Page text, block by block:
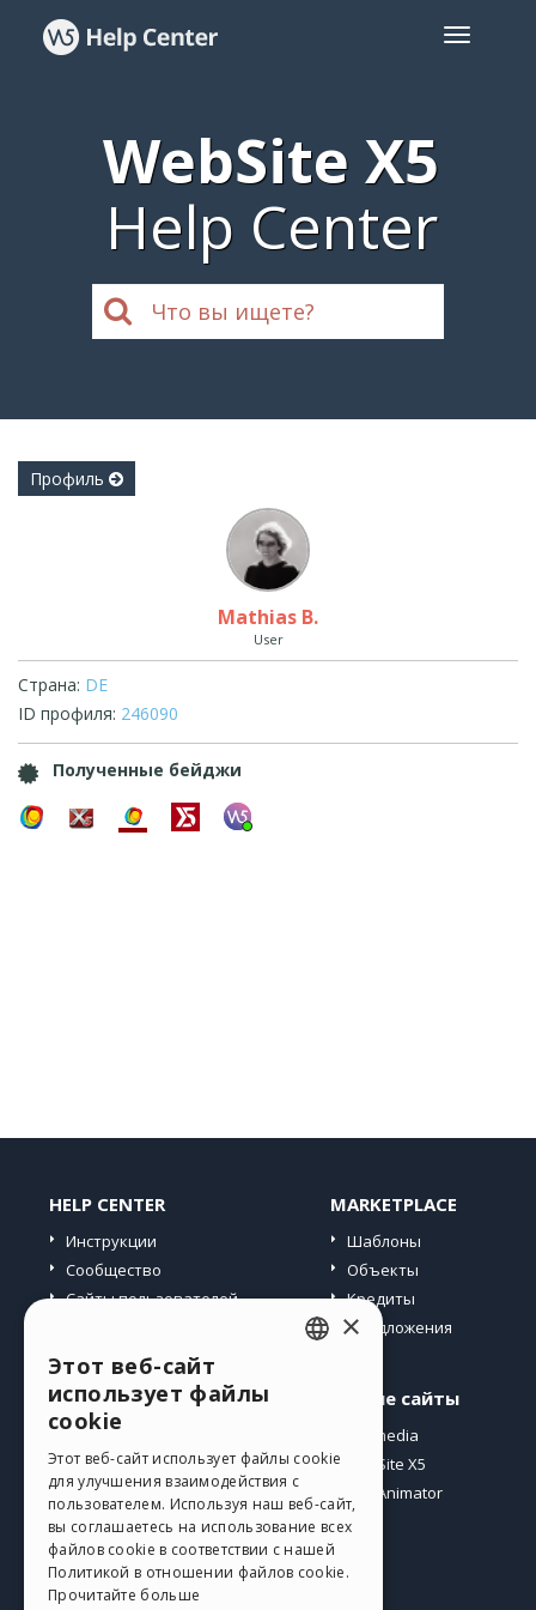
WebSite X5
Help Center
Профиль
Mathias B.
User
Страна: DE
ID профиля: 246090
Полученные бейджи
HELP CENTER
Инструкции
Сообщество
Сайты пользователей
MARKETPLACE
Шаблоны
Объекты
Кредиты
Предложения
Профиль
Мои посты
Мои лицензии
Загрузить
Веб-хостинг
Мои кредиты
Другие сайты
Incomedia
WebSite X5
WebAnimator
GERMAN
SPANISH
PORTUGUESE
POLISH
×
Этот веб-сайт
использует файлы
cookie
Этот веб-сайт использует файлы cookie
для улучшения взаимодействия с
пользователем. Используя наш веб-сайт,
вы соглашаетесь на использование всех
файлов cookie в соответствии с нашей
Политикой в ​​отношении файлов cookie.
Прочитайте больше